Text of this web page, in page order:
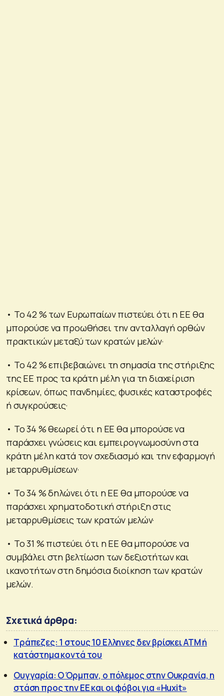
• Το 42 % των Ευρωπαίων πιστεύει ότι η ΕΕ θα
μπορούσε να προωθήσει την ανταλλαγή ορθών
πρακτικών μεταξύ των κρατών μελών·
• Το 42 % επιβεβαιώνει τη σημασία της στήριξης
της ΕΕ προς τα κράτη μέλη για τη διαχείριση
κρίσεων, όπως πανδημίες, φυσικές καταστροφές
ή συγκρούσεις·
• Το 34 % θεωρεί ότι η ΕΕ θα μπορούσε να
παράσχει γνώσεις και εμπειρογνωμοσύνη στα
κράτη μέλη κατά τον σχεδιασμό και την εφαρμογή
μεταρρυθμίσεων·
• Το 34 % δηλώνει ότι η ΕΕ θα μπορούσε να
παράσχει χρηματοδοτική στήριξη στις
μεταρρυθμίσεις των κρατών μελών·
• Το 31 % πιστεύει ότι η ΕΕ θα μπορούσε να
συμβάλει στη βελτίωση των δεξιοτήτων και
ικανοτήτων στη δημόσια διοίκηση των κρατών
μελών.
Σχετικά άρθρα:
Τράπεζες: 1 στους 10 Ελληνες δεν βρίσκει ΑΤΜ ή
κατάστημα κοντά του
Ουγγαρία: Ο Όρμπαν, ο πόλεμος στην Ουκρανία, η
στάση προς την ΕΕ και οι φόβοι για «Huxit»